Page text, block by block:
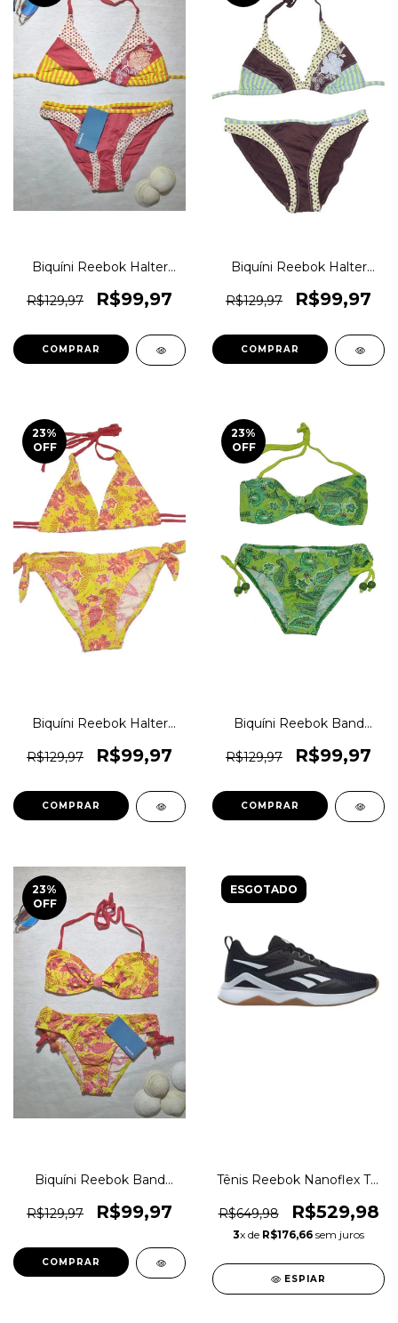
Biquíni Reebok Halter
Original 1magnus
R$129,97 R$99,97
COMPRAR
Biquíni Reebok Halter
Original 1magnus
R$129,97 R$99,97
COMPRAR
23%
OFF
Biquíni Reebok Halter
1magnus
R$129,97 R$99,97
COMPRAR
23%
OFF
Biquíni Reebok Band
1magnus
R$129,97 R$99,97
COMPRAR
23%
OFF
Biquíni Reebok Band
1magnus
R$129,97 R$99,97
COMPRAR
ESGOTADO
Tênis Reebok Nanoflex TR
Original 1magnus
R$649,98 R$529,98
3x de R$176,66 sem juros
ESPIAR